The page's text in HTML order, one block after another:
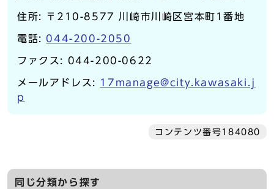
住所: 〒210-8577 川崎市川崎区宮本町1番地
電話: 044-200-2050
ファクス: 044-200-0622
メールアドレス: 17manage@city.kawasaki.j
p
コンテンツ番号184080
同じ分類から探す